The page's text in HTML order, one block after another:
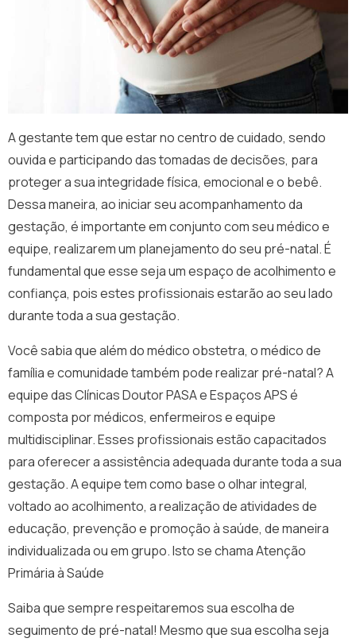
A gestante tem que estar no centro de cuidado, sendo
ouvida e participando das tomadas de decisões, para
proteger a sua integridade física, emocional e o bebê.
Dessa maneira, ao iniciar seu acompanhamento da
gestação, é importante em conjunto com seu médico e
equipe, realizarem um planejamento do seu pré-natal. É
fundamental que esse seja um espaço de acolhimento e
confiança, pois estes profissionais estarão ao seu lado
durante toda a sua gestação.
Você sabia que além do médico obstetra, o médico de
família e comunidade também pode realizar pré-natal? A
equipe das Clínicas Doutor PASA e Espaços APS é
composta por médicos, enfermeiros e equipe
multidisciplinar. Esses profissionais estão capacitados
para oferecer a assistência adequada durante toda a sua
gestação. A equipe tem como base o olhar integral,
voltado ao acolhimento, a realização de atividades de
educação, prevenção e promoção à saúde, de maneira
individualizada ou em grupo. Isto se chama Atenção
Primária à Saúde
Saiba que sempre respeitaremos sua escolha de
seguimento de pré-natal! Mesmo que sua escolha seja